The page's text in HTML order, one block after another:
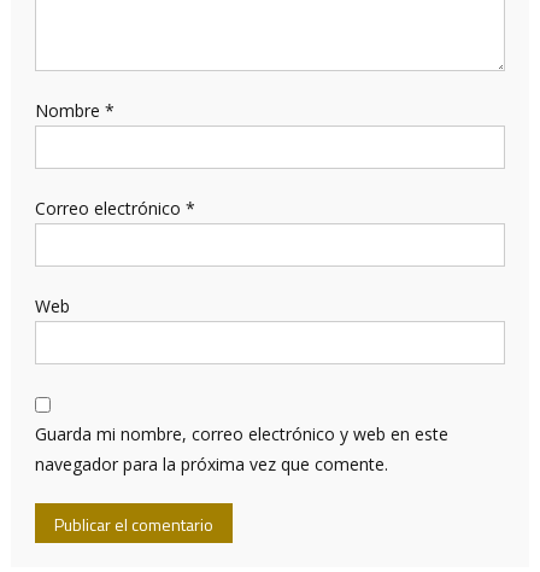
Nombre *
Correo electrónico *
Web
Guarda mi nombre, correo electrónico y web en este
navegador para la próxima vez que comente.